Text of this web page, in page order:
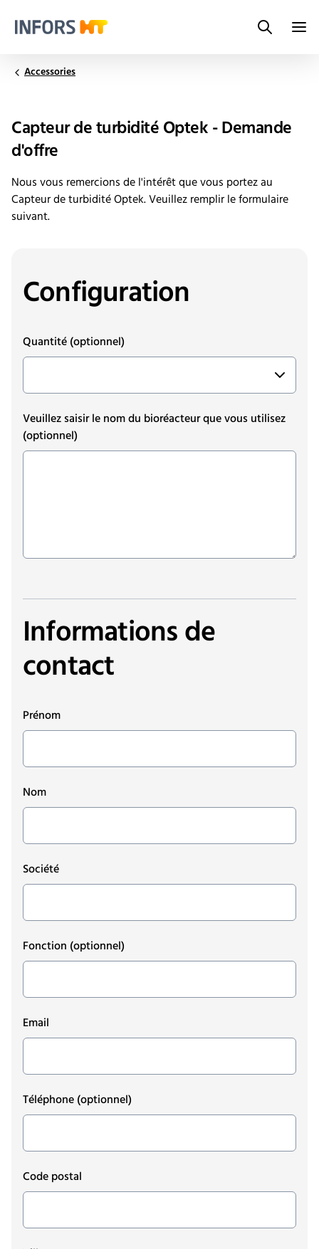
Search
Accessories
Capteur de turbidité Optek - Demande
d'offre
Nous vous remercions de l'intérêt que vous portez au
Capteur de turbidité Optek. Veuillez remplir le formulaire
suivant.
Configuration
Quantité(optionnel)
Veuillez saisir le nom du bioréacteur que vous utilisez
(optionnel)
Informations de
contact
Prénom
Nom
Société
Fonction (optionnel)
Email
Téléphone(optionnel)
Code postal